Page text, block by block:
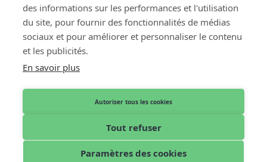
des informations sur les performances et l'utilisation
du site, pour fournir des fonctionnalités de médias
sociaux et pour améliorer et personnaliser le contenu
et les publicités.
En savoir plus
Autoriser tous les cookies
Tout refuser
Paramètres des cookies
POUR LES
PROFESSIONNELS
Devenir distributeur
CONTACT
Français © 2026 Pallazzo